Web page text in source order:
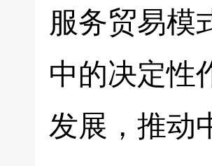
服务贸易模
中的决定性
发展，推动